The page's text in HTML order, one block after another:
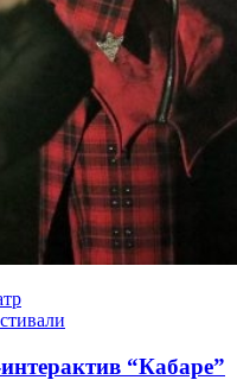
“Кабаре”